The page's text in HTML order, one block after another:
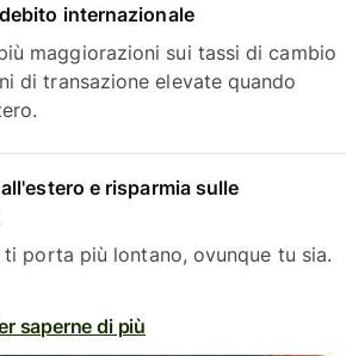
internazionale
maggiorazioni sui tassi di cambio
di transazione elevate quando
e risparmia sulle
porta più lontano, ovunque tu sia.
saperne di più